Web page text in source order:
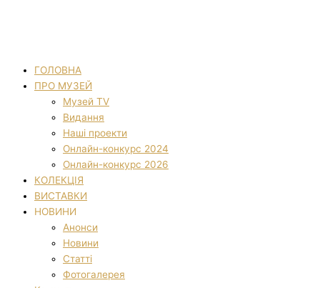
ГОЛОВНА
ПРО МУЗЕЙ
Музей TV
Видання
Наші проекти
Онлайн-конкурс 2024
Онлайн-конкурс 2026
КОЛЕКЦІЯ
ВИСТАВКИ
НОВИНИ
Анонси
Новини
Статті
Фотогалерея